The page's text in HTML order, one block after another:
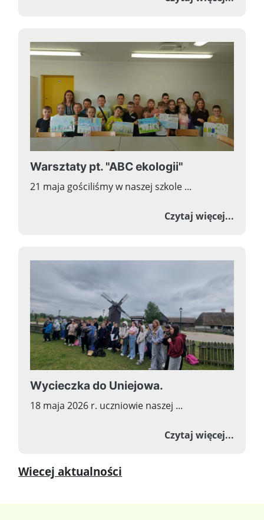
Warsztaty pt. "ABC ekologii"
21 maja gościliśmy w naszej szkole ...
Czytaj więcej...o
Wycieczka do Uniejowa.
18 maja 2026 r. uczniowie naszej ...
Czytaj więcej...o
Wiecej aktualności